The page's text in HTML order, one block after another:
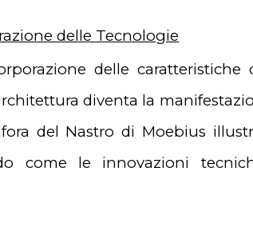
delle Tecnologie
delle
diventa la
del Nastro di Moebius
come le innovazioni